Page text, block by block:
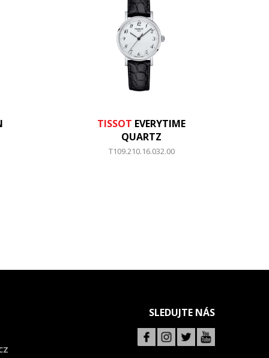
TISSOT EVERYTIME
QUARTZ
T109.210.16.032.00
SLEDUJTE NÁS